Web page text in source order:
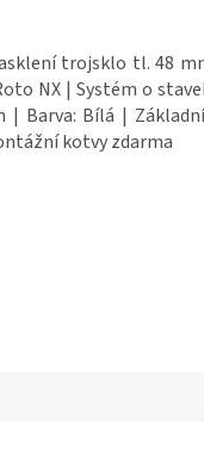
trojsklo tl. 48
NX | Systém o
Barva: Bílá |
kotvy zdarma